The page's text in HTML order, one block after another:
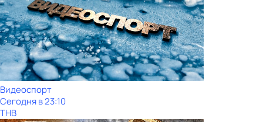
Видеоспорт
Сегодня в 23:10
ТНВ